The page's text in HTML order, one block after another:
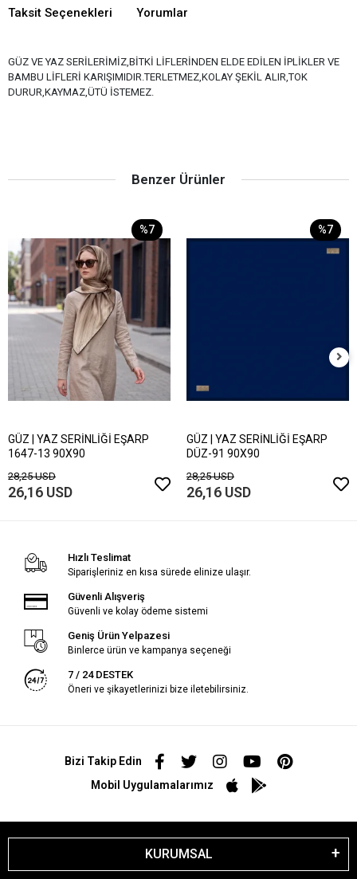
Taksit Seçenekleri Yorumlar
GÜZ VE YAZ SERİLERİMİZ,BİTKİ LİFLERİNDEN ELDE EDİLEN İPLİKLER VE
BAMBU LİFLERİ KARIŞIMIDIR.TERLETMEZ,KOLAY ŞEKİL ALIR,TOK
DURUR,KAYMAZ,ÜTÜ İSTEMEZ.
Benzer Ürünler
%7
GÜZ | YAZ SERİNLİĞİ EŞARP
1647-13 90X90
28,25 USD
26,16 USD
%7
GÜZ | YAZ SERİNLİĞİ EŞARP
DÜZ-91 90X90
28,25 USD
26,16 USD
Hızlı Teslimat
Siparişleriniz en kısa sürede elinize ulaşır.
Güvenli Alışveriş
Güvenli ve kolay ödeme sistemi
Geniş Ürün Yelpazesi
Binlerce ürün ve kampanya seçeneği
7 / 24 DESTEK
Öneri ve şikayetlerinizi bize iletebilirsiniz.
Bizi Takip Edin
Mobil Uygulamalarımız
KURUMSAL